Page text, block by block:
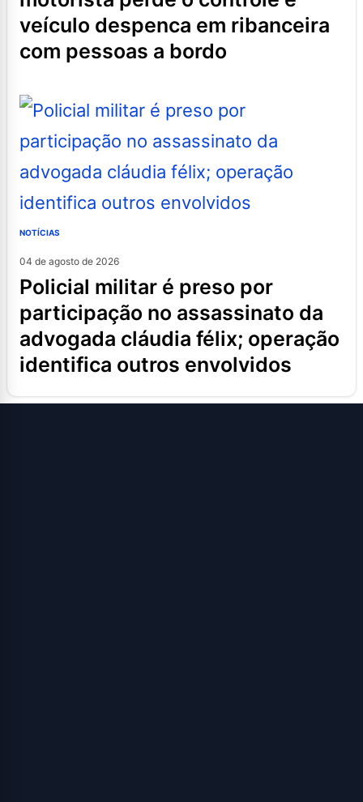
veículo despenca em ribanceira
com pessoas a bordo
NOTÍCIAS
04 de agosto de 2026
policial militar é preso por
participação no assassinato da
advogada cláudia félix; operação
identifica outros envolvidos